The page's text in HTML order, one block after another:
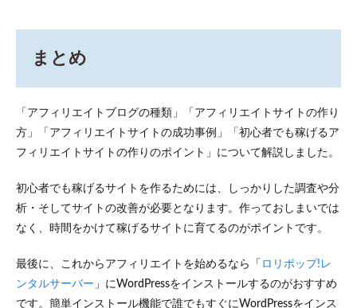
まとめ
「アフィリエイトブログの種類」「アフィリエイトサイトの作り
方」「アフィリエイトサイトの成功事例」「初心者でも稼げるア
フィリエイトサイトの作りのポイント」について解説しました。
初心者でも稼げるサイトを作るためには、しっかりした調査や分
析・そしてサイトの改善が必要となります。作っておしまいでは
なく、時間をかけて稼げるサイトに育てるのがポイントです。
最後に、これからアフィリエイトを始めるなら「 ロリポップ!レ
ンタルサーバー 」にWordPressをインストールするのがおすすめ
です。簡単インストール機能で誰でもすぐにWordPressをインス